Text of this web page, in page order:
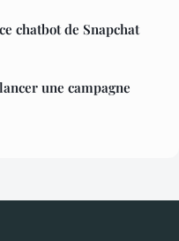
chatbot de Snapchat
une campagne